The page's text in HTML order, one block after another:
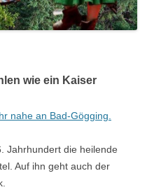
wie ein Kaiser
nahe an Bad-Gögging.
Jahrhundert die heilende
Auf ihn geht auch der